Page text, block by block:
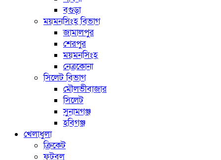
বগুড়া
ময়মনসিংহ বিভাগ
জামালপুর
শেরপুর
ময়মনসিংহ
নেত্রকোনা
সিলেট বিভাগ
মৌলভীবাজার
সিলেট
সুনামগঞ্জ
হবিগঞ্জ
খেলাধুলা
ক্রিকেট
ফুটবল